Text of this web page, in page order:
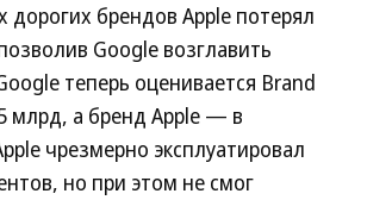
дорогих брендов Apple потерял
Google возглавить
теперь оценивается Brand
млрд, а бренд Apple — в
чрезмерно эксплуатировал
но при этом не смог